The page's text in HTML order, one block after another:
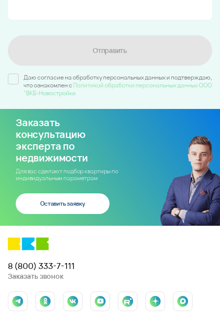
Отправить
Даю согласие на обработку персональных данных и подтверждаю,
что ознакомлен c Политикой обработки персональных данных ООО
"ВКБ-Новостройки
Заказать
консультацию
эксперта по
недвижимости
Для вас сделают подбор квартиры по
индивидуальным параметрам
Оставить заявку
8 (800) 333-7-111
Заказать звонок